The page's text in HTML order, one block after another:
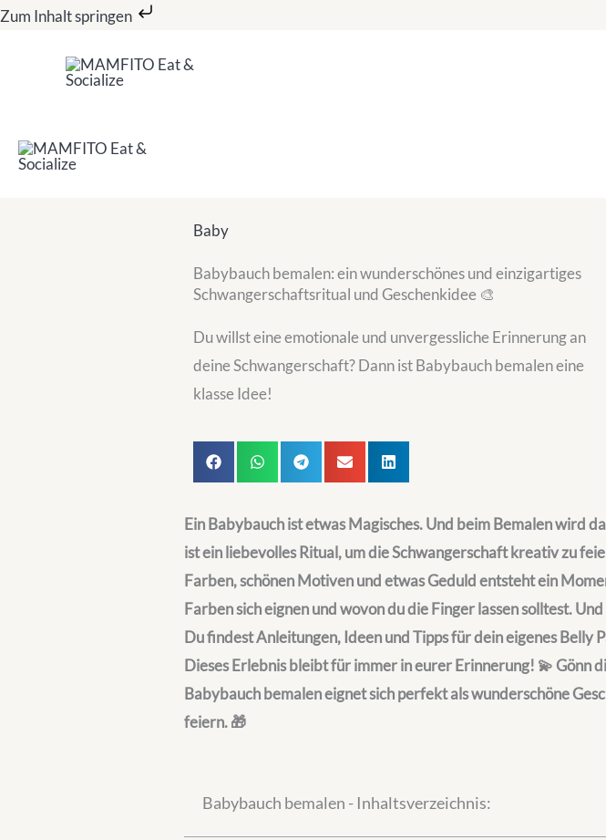
Zum Inhalt springen
Zum
Baby
Babybauch bemalen: ein wunderschönes und einzigartiges
Schwangerschaftsritual und Geschenkidee 🎨
Du willst eine emotionale und unvergessliche Erinnerung an
deine Schwangerschaft? Dann ist Babybauch bemalen eine
klasse Idee!
Ein Babybauch ist etwas Magisches. Und beim Bemalen wird
ist ein liebevolles Ritual, um die Schwangerschaft kreativ zu
Farben, schönen Motiven und etwas Geduld entsteht ein
Farben sich eignen und wovon du die Finger lassen solltest.
Du findest Anleitungen, Ideen und Tipps für dein eigenes
Dieses Erlebnis bleibt für immer in eurer Erinnerung! 💫 Gönn
Babybauch bemalen eignet sich perfekt als wunderschöne
feiern. 🎁
Babybauch bemalen - Inhaltsverzeichnis: